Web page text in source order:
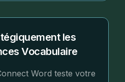
les
Vocabulaire
Word teste votre